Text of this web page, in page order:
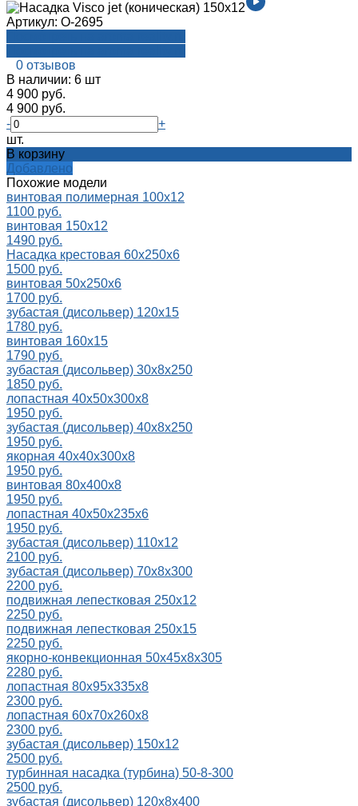
Артикул: О-2695
0 отзывов
В наличии: 6 шт
4 900 руб.
4 900 руб.
-
+
шт.
В корзину
Добавлено
Похожие модели
винтовая полимерная 100х12
1100 руб.
винтовая 150х12
1490 руб.
Насадка крестовая 60x250x6
1500 руб.
винтовая 50х250х6
1700 руб.
зубастая (дисольвер) 120х15
1780 руб.
винтовая 160х15
1790 руб.
зубастая (дисольвер) 30х8х250
1850 руб.
лопастная 40х50х300х8
1950 руб.
зубастая (дисольвер) 40х8х250
1950 руб.
якорная 40х40х300х8
1950 руб.
винтовая 80х400х8
1950 руб.
лопастная 40x50x235x6
1950 руб.
зубастая (дисольвер) 110х12
2100 руб.
зубастая (дисольвер) 70х8х300
2200 руб.
подвижная лепестковая 250х12
2250 руб.
подвижная лепестковая 250х15
2250 руб.
якорно-конвекционная 50x45x8x305
2280 руб.
лопастная 80х95х335х8
2300 руб.
лопастная 60x70x260x8
2300 руб.
зубастая (дисольвер) 150х12
2500 руб.
турбинная насадка (турбина) 50-8-300
2500 руб.
зубастая (дисольвер) 120х8х400